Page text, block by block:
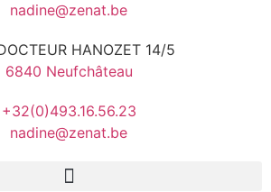
nadine@zenat.be
HANOZET 14/5
6840 Neufchâteau
+32(0)493.16.56.23
nadine@zenat.be